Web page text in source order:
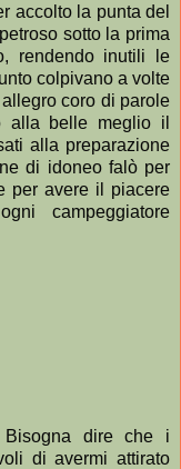
accolto la punta del
sotto la prima
rendendo inutili le
colpivano a volte
coro di parole
alla belle meglio il
alla preparazione
di idoneo falò per
per avere il piacere
campeggiatore
Bisogna dire che i
di avermi attirato